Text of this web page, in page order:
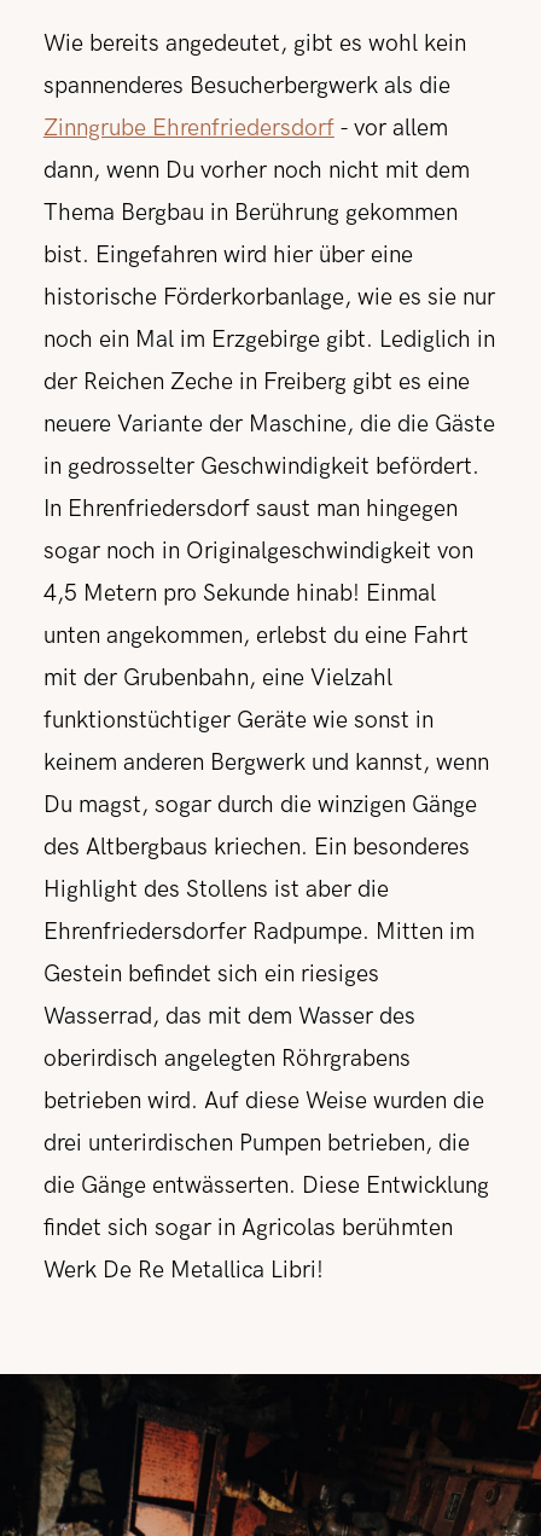
Wie bereits angedeutet, gibt es wohl kein
spannenderes Besucherbergwerk als die
Zinngrube Ehrenfriedersdorf- vor allem
dann, wenn Du vorher noch nicht mit dem
Thema Bergbau in Berührung gekommen
bist. Eingefahren wird hier über eine
historische Förderkorbanlage, wie es sie nur
noch ein Mal im Erzgebirge gibt. Lediglich in
der Reichen Zeche in Freiberg gibt es eine
neuere Variante der Maschine, die die Gäste
in gedrosselter Geschwindigkeit befördert.
In Ehrenfriedersdorf saust man hingegen
sogar noch in Originalgeschwindigkeit von
4,5 Metern pro Sekunde hinab! Einmal
unten angekommen, erlebst du eine Fahrt
mit der Grubenbahn, eine Vielzahl
funktionstüchtiger Geräte wie sonst in
keinem anderen Bergwerk und kannst, wenn
Du magst, sogar durch die winzigen Gänge
des Altbergbaus kriechen. Ein besonderes
Highlight des Stollens ist aber die
Ehrenfriedersdorfer Radpumpe. Mitten im
Gestein befindet sich ein riesiges
Wasserrad, das mit dem Wasser des
oberirdisch angelegten Röhrgrabens
betrieben wird. Auf diese Weise wurden die
drei unterirdischen Pumpen betrieben, die
die Gänge entwässerten. Diese Entwicklung
findet sich sogar in Agricolas berühmten
Werk De Re Metallica Libri!